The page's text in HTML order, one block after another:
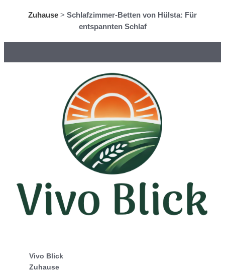
Zuhause > Schlafzimmer-Betten von Hülsta: Für
entspannten Schlaf
Vivo Blick
Zuhause